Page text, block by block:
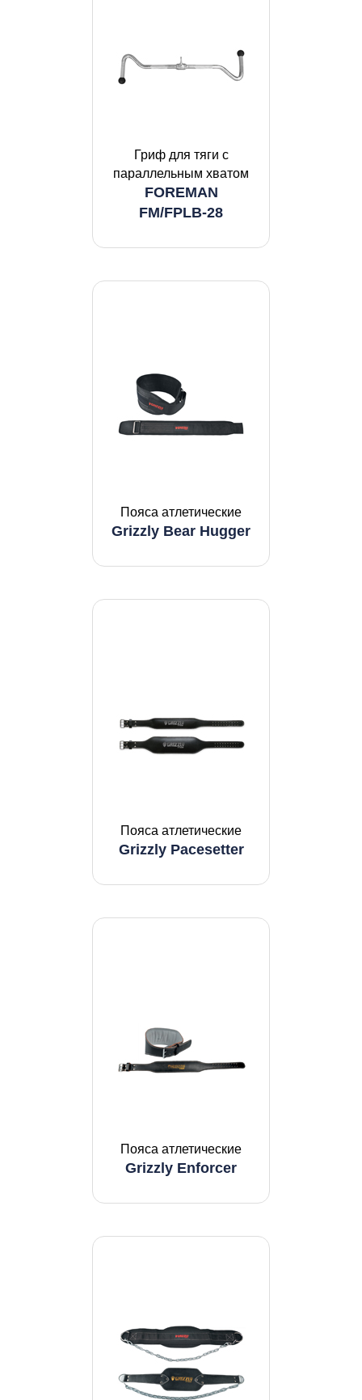
Гриф для тяги с
параллельным хватом
FOREMAN
FM/FPLB-28
Пояса атлетические
Grizzly Bear Hugger
Пояса атлетические
Grizzly Pacesetter
Пояса атлетические
Grizzly Enforcer